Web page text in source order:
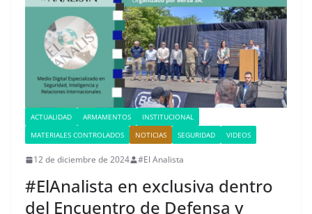
ACTUALIDAD ARMAMENTOS
INSTITUCIONAL
MATERIALES CONTROLADOS
NOTICIAS SEGURIDAD VIDEOS
12 de diciembre de 2024 #El Analista
#ElAnalista en exclusiva dentro
del Encuentro de Defensa y